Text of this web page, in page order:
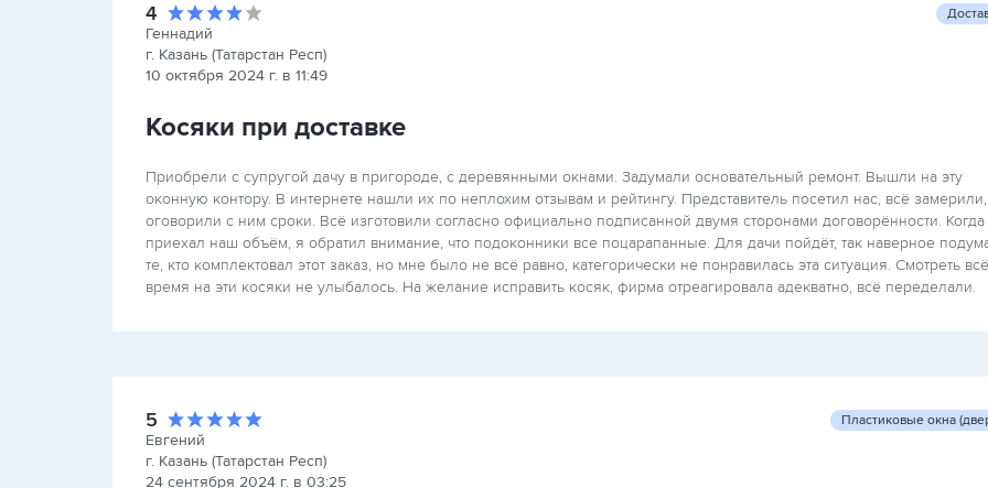
4
Геннадий
г. Казань (Татарстан Респ)
10 октября 2024 г. в 11:49
Косяки при доставке
Приобрели с супругой дачу в пригороде, с деревянными окнами. Задумали основательный ремонт. Вышли на эту
оконную контору. В интернете нашли их по неплохим отзывам и рейтингу. Представитель посетил нас, всё замерили,
оговорили с ним сроки. Всё изготовили согласно официально подписанной двумя сторонами договорённости. Когда
приехал наш объём, я обратил внимание, что подоконники все поцарапанные. Для дачи пойдёт, так наверное
те, кто комплектовал этот заказ, но мне было не всё равно, категорически не понравилась эта ситуация. Смотреть всё
время на эти косяки не улыбалось. На желание исправить косяк, фирма отреагировала адекватно, всё переделали.
5
Евгений
г. Казань (Татарстан Респ)
24 сентября 2024 г. в 03:25
Пластиковые окна